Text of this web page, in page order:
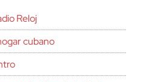
Reloj
cubano